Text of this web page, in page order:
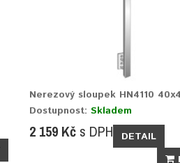
Nerezový sloupek HN4110
Dostupnost:Skladem
2 159 Kč s DPH
DETAIL